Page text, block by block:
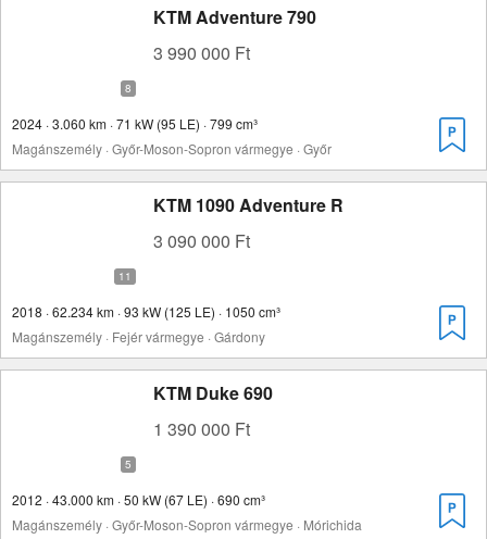
KTM Adventure 790
3 990 000 Ft
2024 · 3.060 km · 71 kW (95 LE) · 799 cm³
Magánszemély · Győr-Moson-Sopron vármegye · Győr
KTM 1090 Adventure R
3 090 000 Ft
2018 · 62.234 km · 93 kW (125 LE) · 1050 cm³
Magánszemély · Fejér vármegye · Gárdony
KTM Duke 690
1 390 000 Ft
2012 · 43.000 km · 50 kW (67 LE) · 690 cm³
Magánszemély · Győr-Moson-Sopron vármegye · Mórichida